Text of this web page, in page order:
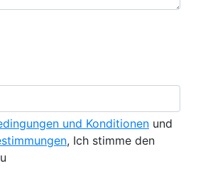
und Konditionen und
, Ich stimme den